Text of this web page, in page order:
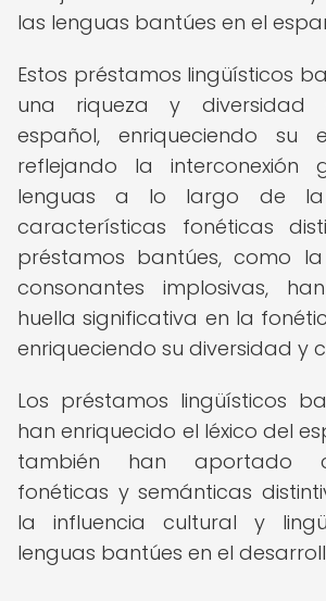
las lenguas bantúes en el
Estos préstamos lingüísticos
una riqueza y diversidad
español, enriqueciendo su
reflejando la interconexión
lenguas a lo largo de la
características fonéticas
préstamos bantúes, como
consonantes implosivas,
huella significativa en la
enriqueciendo su diversidad y
Los préstamos lingüísticos
han enriquecido el léxico del
también han aportado
fonéticas y semánticas
la influencia cultural y
lenguas bantúes en el